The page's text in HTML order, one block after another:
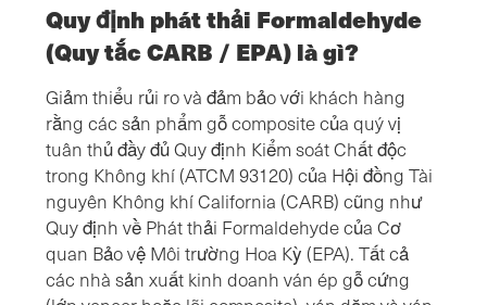
Quy định phát thải Formaldehyde
(Quy tắc CARB / EPA) là gì?
Giảm thiểu rủi ro và đảm bảo với khách hàng
rằng các sản phẩm gỗ composite của quý vị
tuân thủ đầy đủ Quy định Kiểm soát Chất độc
trong Không khí (ATCM 93120) của Hội đồng Tài
nguyên Không khí California (CARB) cũng như
Quy định về Phát thải Formaldehyde của Cơ
quan Bảo vệ Môi trường Hoa Kỳ (EPA). Tất cả
các nhà sản xuất kinh doanh ván ép gỗ cứng